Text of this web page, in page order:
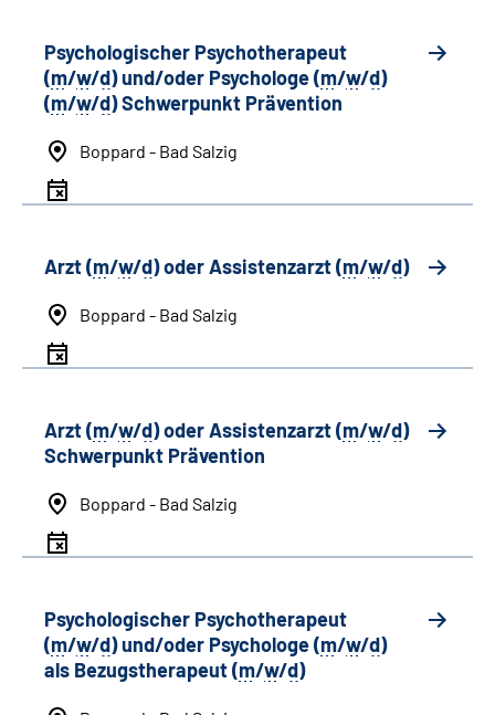
Psychologischer Psychotherapeut
(m/w/d) und/oder Psychologe (m/w/d)
(m/w/d) Schwerpunkt Prävention
Boppard - Bad Salzig
Arzt (m/w/d) oder Assistenzarzt (m/w/d)
Boppard - Bad Salzig
Arzt (m/w/d) oder Assistenzarzt (m/w/d)
Schwerpunkt Prävention
Boppard - Bad Salzig
Psychologischer Psychotherapeut
(m/w/d) und/oder Psychologe (m/w/d)
als Bezugstherapeut (m/w/d)